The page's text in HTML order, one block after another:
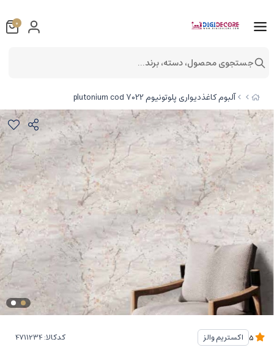
آلبوم کاغذدیواری پلوتونیوم plutonium cod 7022
اکستریم والز کدکالا:
0
جستجوی محصول، دسته، برند...